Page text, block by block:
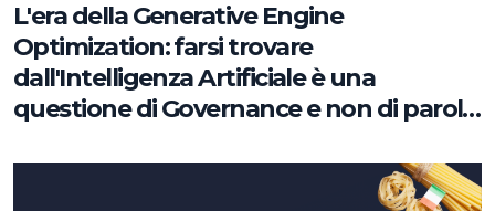
L'era della Generative Engine
Optimization: farsi trovare
dall'Intelligenza Artificiale è una
questione di Governance e non di parole